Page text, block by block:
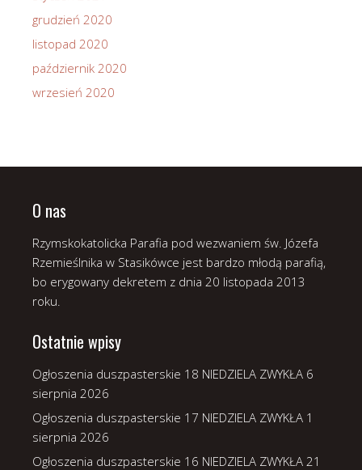
grudzień 2020
listopad 2020
październik 2020
wrzesień 2020
O nas
Rzymskokatolicka Parafia pod wezwaniem św. Józefa
Rzemieślnika w Stasikówce jest bardzo młodą parafią,
bo erygowany dekretem z dnia 20 listopada 2013
roku.
Ostatnie wpisy
Ogłoszenia duszpasterskie 18 NIEDZIELA ZWYKŁA 6
sierpnia 2026
Ogłoszenia duszpasterskie 17 NIEDZIELA ZWYKŁA 1
sierpnia 2026
Ogłoszenia duszpasterskie 16 NIEDZIELA ZWYKŁA 21